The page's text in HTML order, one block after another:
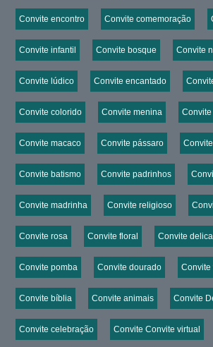
Convite encontro Convite comemoração
Convite infantil Convite bosque Convite
Convite lúdico Convite encantado
Convite colorido Convite menina
Convite macaco Convite pássaro
Convite batismo Convite padrinhos
Convite madrinha Convite religioso
Convite rosa Convite floral Convite
Convite pomba Convite dourado Convite
Convite bíblia Convite animais Convite
Convite celebração Convite Convite virtual